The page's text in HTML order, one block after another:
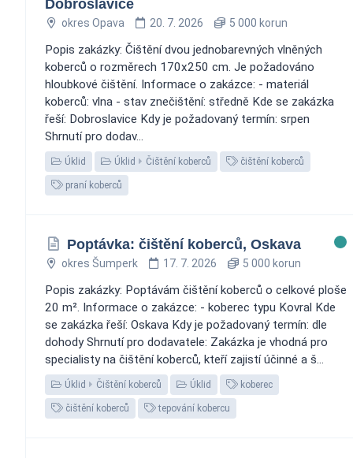
Dobroslavice
okres Opava 20. 7. 2026 5 000 korun
Popis zakázky: Čištění dvou jednobarevných vlněných
koberců o rozměrech 170x250 cm. Je požadováno
hloubkové čištění. Informace o zakázce: - materiál
koberců: vlna - stav znečištění: středně Kde se zakázka
řeší: Dobroslavice Kdy je požadovaný termín: srpen
Shrnutí pro dodav...
Úklid Úklid Čištění koberců čištění koberců
praní koberců
Poptávka: čištění koberců, Oskava
okres Šumperk 17. 7. 2026 5 000 korun
Popis zakázky: Poptávám čištění koberců o celkové ploše
20 m². Informace o zakázce: - koberec typu Kovral Kde
se zakázka řeší: Oskava Kdy je požadovaný termín: dle
dohody Shrnutí pro dodavatele: Zakázka je vhodná pro
specialisty na čištění koberců, kteří zajistí účinné a š...
Úklid Čištění koberců Úklid koberec
čištění koberců tepování kobercu